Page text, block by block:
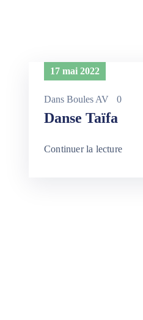
17 mai 2022
Dans Boules AV 0
Danse Taïfa
Continuer la lecture